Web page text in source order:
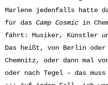
Marlene jedenfalls hatte
für das Camp Cosmic in
fährt: Musiker, Künstler
Das heißt, von Berlin oder
Chemnitz, oder dann mal
oder nach Tegel – das